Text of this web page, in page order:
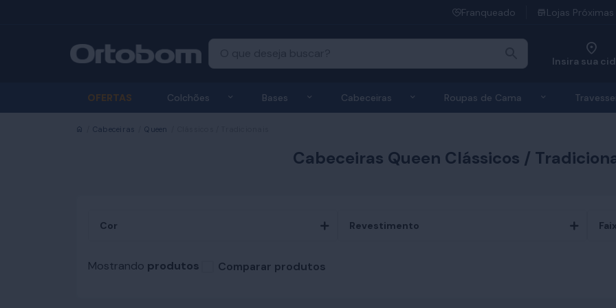
Franqueado Lojas Próximas
Insira sua
OFERTAS Colchões Exibir submenu de Colchões
Bases Exibir submenu de Bases
Cabeceiras Exibir submenu de Cabeceiras
Roupas de Cama Exibir
Início
Cabeceiras Queen
Cabeceiras Queen Clássicos /
Cor Revestimento
Mostrando produtos Comparar produtos